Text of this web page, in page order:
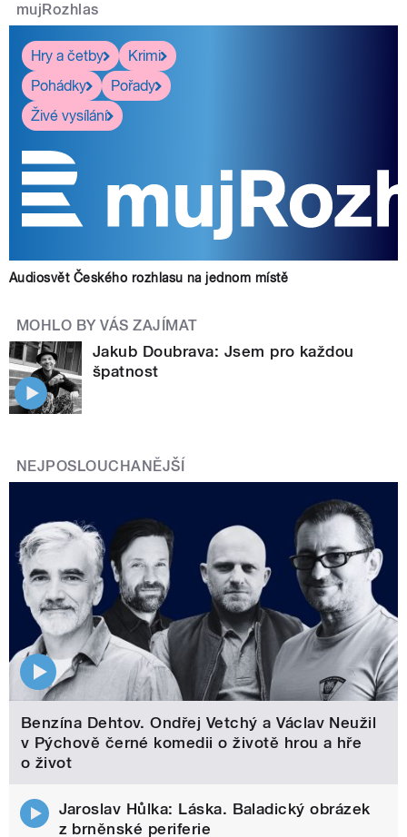
mujRozhlas
Hry a četby
Krimi
Pohádky
Pořady
Živé vysílání
Audiosvět Českého rozhlasu na jednom místě
MOHLO BY VÁS ZAJÍMAT
Jakub Doubrava: Jsem pro každou
špatnost
NEJPOSLOUCHANĚJŠÍ
Benzína Dehtov. Ondřej Vetchý a Václav Neužil
v Pýchově černé komedii o životě hrou a hře
o život
Jaroslav Hůlka: Láska. Baladický obrázek
z brněnské periferie